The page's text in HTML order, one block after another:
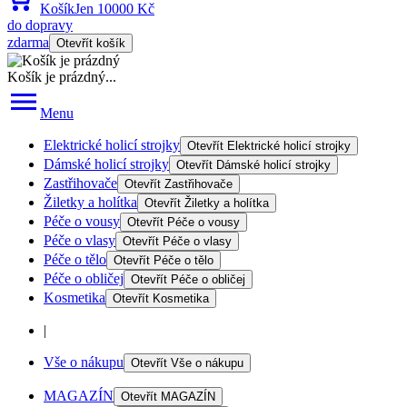
KošíkJen 10000 Kč
do dopravy
zdarma Otevřít košík
Košík je prázdný...
Menu
Elektrické holicí strojky Otevřít Elektrické holicí strojky
Dámské holicí strojky Otevřít Dámské holicí strojky
Zastřihovače Otevřít Zastřihovače
Žiletky a holítka Otevřít Žiletky a holítka
Péče o vousy Otevřít Péče o vousy
Péče o vlasy Otevřít Péče o vlasy
Péče o tělo Otevřít Péče o tělo
Péče o obličej Otevřít Péče o obličej
Kosmetika Otevřít Kosmetika
|
Vše o nákupu Otevřít Vše o nákupu
MAGAZÍN Otevřít MAGAZÍN